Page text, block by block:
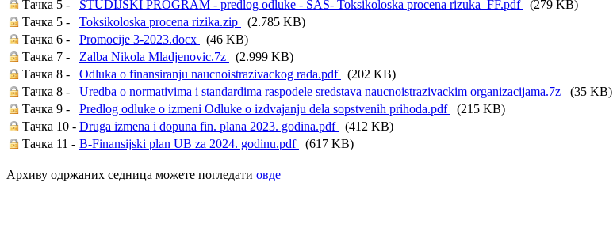
Тачка 5 -
STUDIJSKI PROGRAM - predlog odluke - SAS- Toksikoloska procena rizuka_FF.pdf
(279 KB)
Тачка 5 -
Toksikoloska procena rizika.zip
(2.785 KB)
Тачка 6 -
Promocije 3-2023.docx
(46 KB)
Тачка 7 -
Zalba Nikola Mladjenovic.7z
(2.999 KB)
Тачка 8 -
Odluka o finansiranju naucnoistrazivackog rada.pdf
(202 KB)
Тачка 8 -
Uredba o normativima i standardima raspodele sredstava naucnoistrazivackim organizacijama.7z
(35 KB)
Тачка 9 -
Predlog odluke o izmeni Odluke o izdvajanju dela sopstvenih prihoda.pdf
(215 KB)
Тачка 10 - Druga izmena i dopuna fin. plana 2023. godina.pdf
(412 KB)
Тачка 11 - B-Finansijski plan UB za 2024. godinu.pdf (617 KB)
Архиву одржаних седница можете погледати овде